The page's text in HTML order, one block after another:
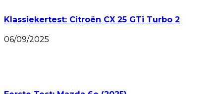
Klassiekertest: Citroën CX 25 GTi Turbo 2
06/09/2025